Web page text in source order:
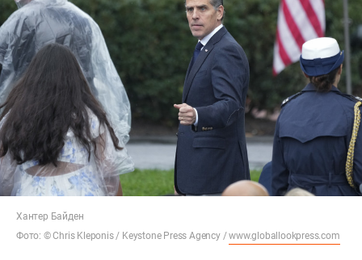
Хантер Байден
Фото: © Chris Kleponis / Keystone Press Agency /www.globallookpress.com